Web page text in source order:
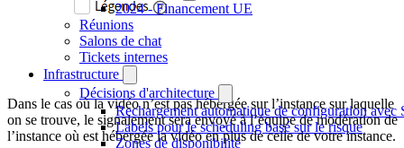
2024 - Financement UE
Réunions
Salons de chat
Tickets internes
Infrastructure
Décisions d'architecture
Rechargement automatique de configuration avec
Labels pour le scheduling basé sur le risque
Zones de disponibilité
Dans le cas où la vidéo n’est pas hébergée sur l’instance sur laquelle
on se trouve, le signalement sera envoyé à l’équipe de modération de
l’instance où est hébergée la vidéo en plus de celle de votre instance.